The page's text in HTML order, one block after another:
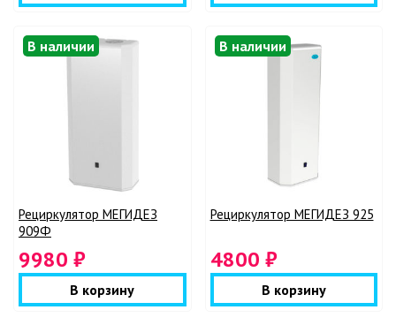
В наличии
Рециркулятор МЕГИДЕЗ
909Ф
9980 ₽
В корзину
В наличии
Рециркулятор МЕГИДЕЗ 925
4800 ₽
В корзину